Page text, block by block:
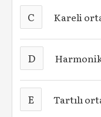
C Kareli
D
E Tartılı